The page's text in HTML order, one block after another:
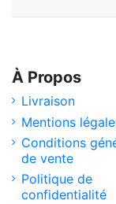
À Propos
Livraison
Mentions
Conditions
de vente
Politique de
confidentialité